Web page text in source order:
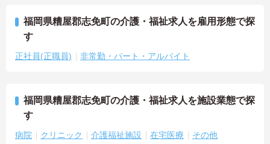
福岡県糟屋郡志免町の介護・福祉求人を雇用形態で探
す
正社員(正職員) 非常勤・パート・アルバイト
福岡県糟屋郡志免町の介護・福祉求人を施設業態で探
す
病院 クリニック 介護福祉施設 在宅医療 その他